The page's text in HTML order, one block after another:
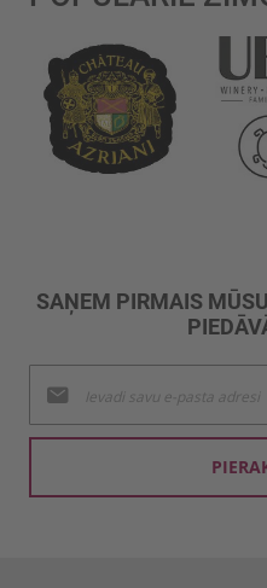
SAŅEM PIRMAIS
jaunumu
saņemšanai: